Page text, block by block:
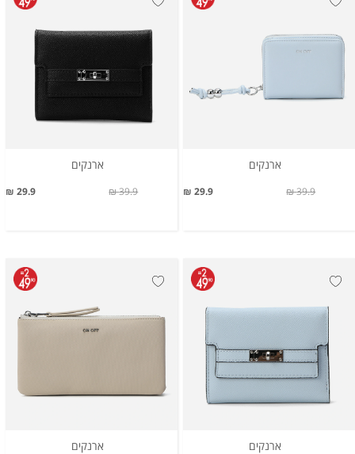
ארנקים
29.9 ₪ 39.9 ₪
ארנקים
29.9 ₪ 39.9 ₪
ארנקים ארנקים